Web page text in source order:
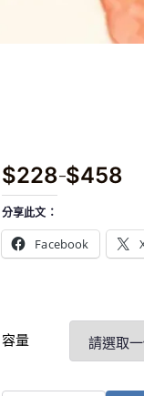
$228–$458
價
格
範
圍
2
到
容量
分享此文：
Facebook